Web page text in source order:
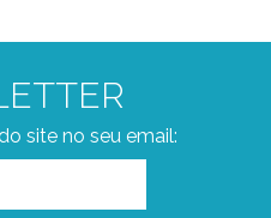
site no seu email: